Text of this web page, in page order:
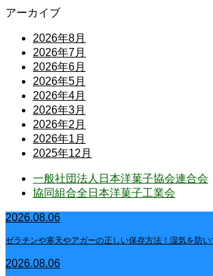
アーカイブ
2026年8月
2026年7月
2026年6月
2026年5月
2026年4月
2026年3月
2026年2月
2026年1月
2025年12月
一般社団法人日本洋菓子協会連合会
協同組合全日本洋菓子工業会
2026.08.06
ゼラチンや寒天やアガーの正しい保存方法！湿気を防
2026.08.06